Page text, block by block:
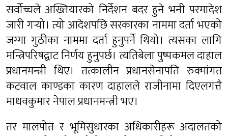
सर्वोच्चले अख्तियारको निर्देशन बदर हुने भनी परमादेश
जारी गर्‍यो। त्यो आदेशपछि सरकारका नाममा दर्ता भएको
जग्गा गुठीका नाममा दर्ता हुनुपर्ने थियो। त्यसका लागि
मन्त्रिपरिषद्बाट निर्णय हुनुपर्छ। त्यतिबेला पुष्पकमल दाहाल
प्रधानमन्त्री थिए। तत्कालीन प्रधानसेनापति रुक्मांगत
कटवाल काण्डका कारण दाहालले राजीनामा दिएलगत्तै
माधवकुमार नेपाल प्रधानमन्त्री भए।
तर मालपोत र भूमिसुधारका अधिकारीहरू अदालतको